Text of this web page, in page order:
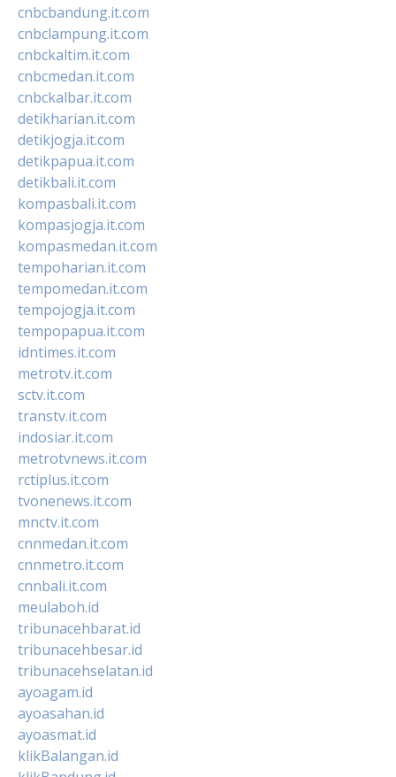
cnbcbandung.it.com
cnbclampung.it.com
cnbckaltim.it.com
cnbcmedan.it.com
cnbckalbar.it.com
detikharian.it.com
detikjogja.it.com
detikpapua.it.com
detikbali.it.com
kompasbali.it.com
kompasjogja.it.com
kompasmedan.it.com
tempoharian.it.com
tempomedan.it.com
tempojogja.it.com
tempopapua.it.com
idntimes.it.com
metrotv.it.com
sctv.it.com
transtv.it.com
indosiar.it.com
metrotvnews.it.com
rctiplus.it.com
tvonenews.it.com
mnctv.it.com
cnnmedan.it.com
cnnmetro.it.com
cnnbali.it.com
meulaboh.id
tribunacehbarat.id
tribunacehbesar.id
tribunacehselatan.id
ayoagam.id
ayoasahan.id
ayoasmat.id
klikBalangan.id